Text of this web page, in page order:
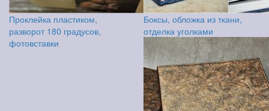
Проклейка пластиком,
разворот 180 градусов,
фотовставки
Боксы, обложка из ткани,
отделка уголками